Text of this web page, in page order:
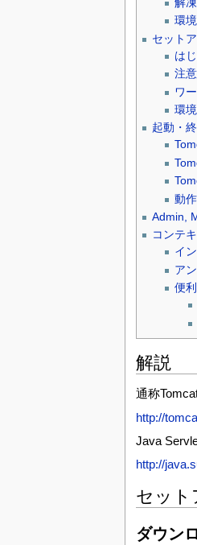
環
セット
は
注
ワ
環
起動・
動
Admin,
コンテ
イ
ア
便
解説
通称
http://
Java
http://
セット
ダウン